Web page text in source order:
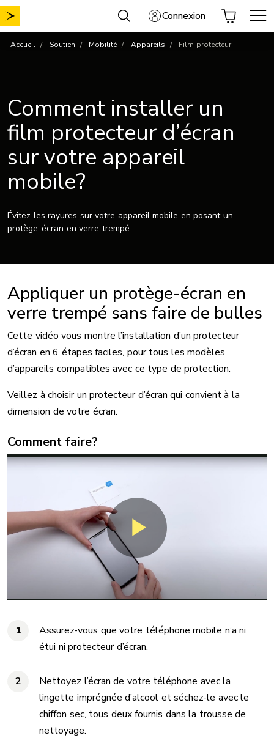
Aller
au
Connexion
Accueil Soutien Mobilité Appareils Film protecteur
Comment installer un
film protecteur d’écran
sur votre appareil
mobile?
Évitez les rayures sur votre appareil mobile en posant un
protège-écran en verre trempé.
Appliquer un protège-écran en
verre trempé sans faire de bulles
Cette vidéo vous montre l’installation d’un protecteur
d’écran en 6 étapes faciles, pour tous les modèles
d’appareils compatibles avec ce type de protection.
Veillez à choisir un protecteur d’écran qui convient à la
dimension de votre écran.
Comment faire?
Assurez-vous que votre téléphone mobile n’a ni
étui ni protecteur d’écran.
Nettoyez l’écran de votre téléphone avec la
lingette imprégnée d’alcool et séchez-le avec le
chiffon sec, tous deux fournis dans la trousse de
nettoyage.